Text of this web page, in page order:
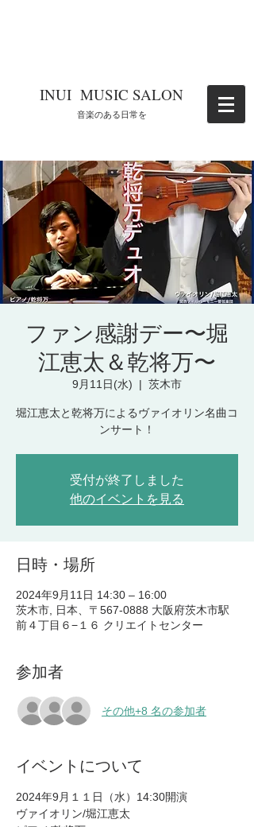
​INUI MUSIC SALON
​音楽のある日常を
ファン感謝デー〜堀
江恵太＆乾将万〜
9月11日(水)
  |
茨木市
堀江恵太と乾将万によるヴァイオリン名曲コ
ンサート！
受付が終了しました
他のイベントを見る
日時・場所
2024年9月11日 14:30 – 16:00
茨木市, 日本、〒567-0888 大阪府茨木市駅
前４丁目６−１６ クリエイトセンター
参加者
その他+8 名の参加者
イベントについて
2024年9月１１日（水）14:30開演
ヴァイオリン/堀江恵太